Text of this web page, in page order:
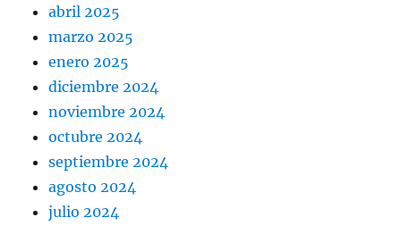
abril 2025
marzo 2025
enero 2025
diciembre 2024
noviembre 2024
octubre 2024
septiembre 2024
agosto 2024
julio 2024